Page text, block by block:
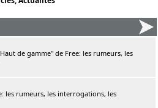
de gamme" de Free: les rumeurs, les
les rumeurs, les interrogations, les